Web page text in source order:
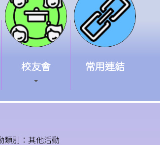
校友會 常用連結
類別：其他活動